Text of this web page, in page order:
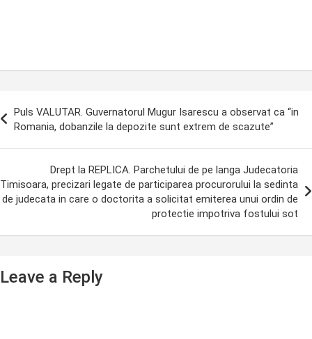
Puls VALUTAR. Guvernatorul Mugur Isarescu a observat ca “in
Romania, dobanzile la depozite sunt extrem de scazute”
Drept la REPLICA. Parchetului de pe langa Judecatoria
Timisoara, precizari legate de participarea procurorului la sedinta
de judecata in care o doctorita a solicitat emiterea unui ordin de
protectie impotriva fostului sot
Leave a Reply